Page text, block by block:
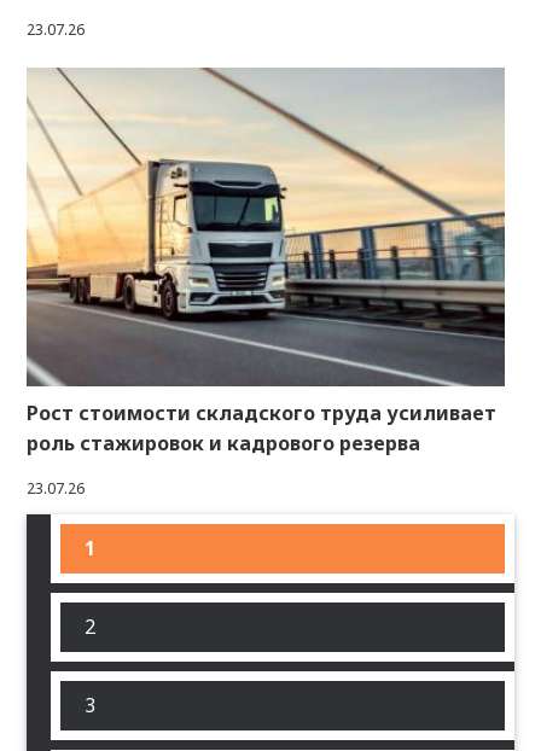
23.07.26
Рост стоимости складского труда усиливает
роль стажировок и кадрового резерва
23.07.26
Нумерация
страниц
Текущая
страница
1
Страница
2
Страница
3